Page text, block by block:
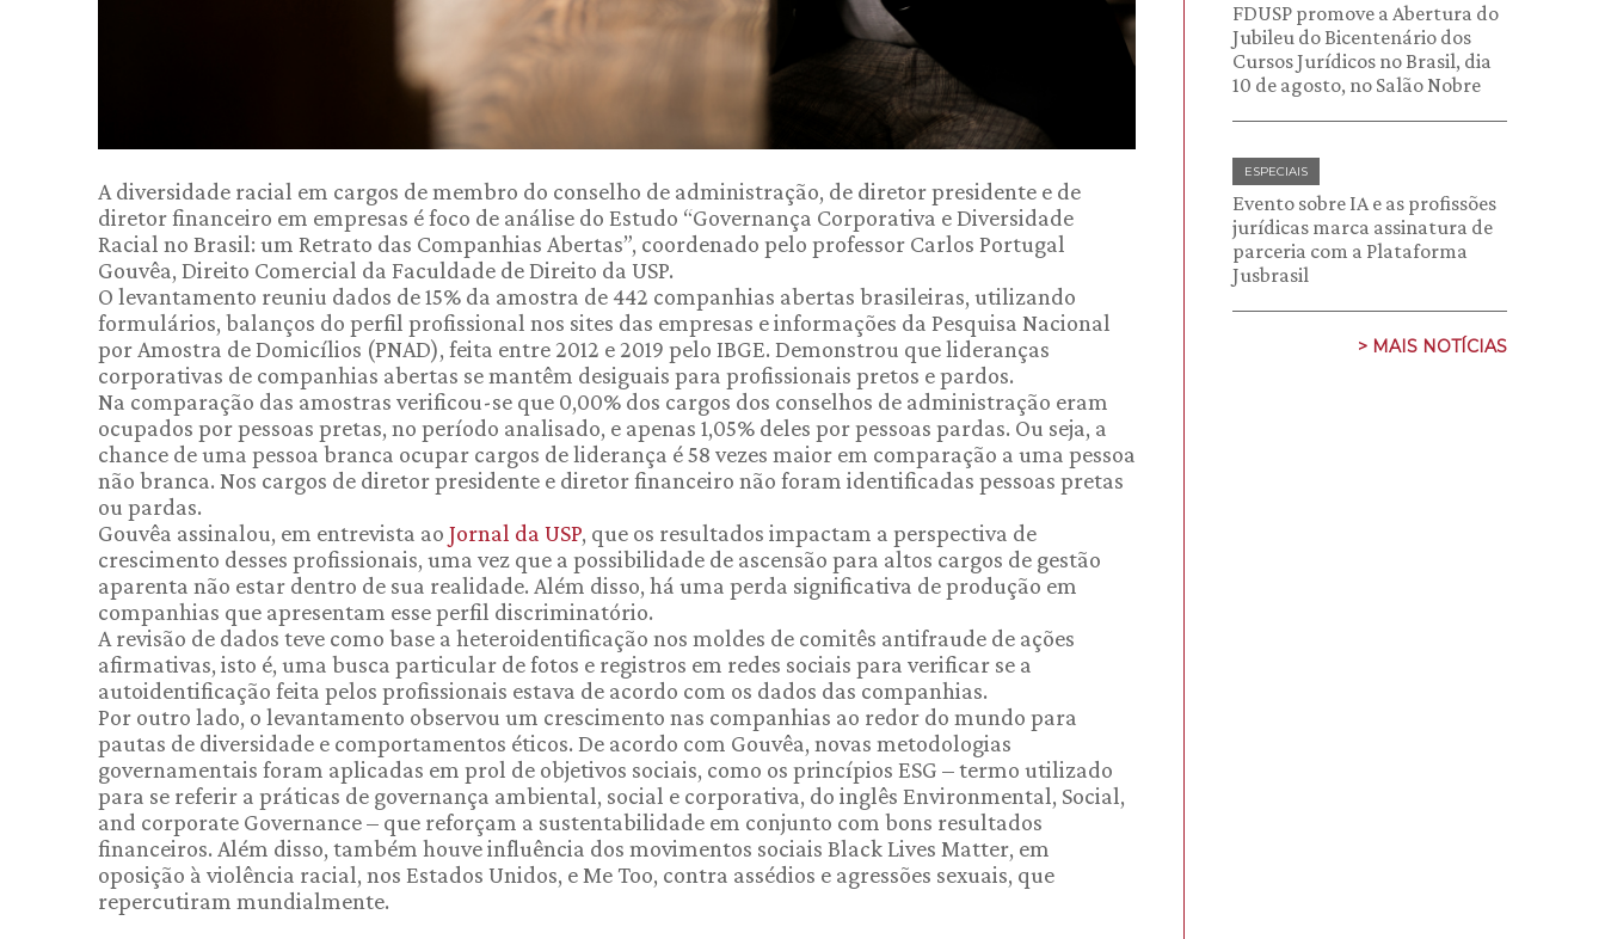
A diversidade racial em cargos de membro do conselho de administração, de diretor presidente e de
diretor financeiro em empresas é foco de análise do Estudo “Governança Corporativa e Diversidade
Racial no Brasil: um Retrato das Companhias Abertas”, coordenado pelo professor Carlos Portugal
Gouvêa, Direito Comercial da Faculdade de Direito da USP.
O levantamento reuniu dados de 15% da amostra de 442 companhias abertas brasileiras, utilizando
formulários, balanços do perfil profissional nos sites das empresas e informações da Pesquisa Nacional
por Amostra de Domicílios (PNAD), feita entre 2012 e 2019 pelo IBGE. Demonstrou que lideranças
corporativas de companhias abertas se mantêm desiguais para profissionais pretos e pardos.
Na comparação das amostras verificou-se que 0,00% dos cargos dos conselhos de administração eram
ocupados por pessoas pretas, no período analisado, e apenas 1,05% deles por pessoas pardas. Ou seja, a
chance de uma pessoa branca ocupar cargos de liderança é 58 vezes maior em comparação a uma pessoa
não branca. Nos cargos de diretor presidente e diretor financeiro não foram identificadas pessoas pretas
ou pardas.
Gouvêa assinalou, em entrevista ao Jornal da USP, que os resultados impactam a perspectiva de
crescimento desses profissionais, uma vez que a possibilidade de ascensão para altos cargos de gestão
aparenta não estar dentro de sua realidade. Além disso, há uma perda significativa de produção em
companhias que apresentam esse perfil discriminatório.
A revisão de dados teve como base a heteroidentificação nos moldes de comitês antifraude de ações
afirmativas, isto é, uma busca particular de fotos e registros em redes sociais para verificar se a
autoidentificação feita pelos profissionais estava de acordo com os dados das companhias.
Por outro lado, o levantamento observou um crescimento nas companhias ao redor do mundo para
pautas de diversidade e comportamentos éticos. De acordo com Gouvêa, novas metodologias
governamentais foram aplicadas em prol de objetivos sociais, como os princípios ESG – termo utilizado
para se referir a práticas de governança ambiental, social e corporativa, do inglês Environmental, Social,
and corporate Governance – que reforçam a sustentabilidade em conjunto com bons resultados
financeiros. Além disso, também houve influência dos movimentos sociais Black Lives Matter, em
oposição à violência racial, nos Estados Unidos, e Me Too, contra assédios e agressões sexuais, que
repercutiram mundialmente.
FDUSP promove a Abertura do
Jubileu do Bicentenário dos
Cursos Jurídicos no Brasil, dia
10 de agosto, no Salão Nobre
ESPECIAIS
Evento sobre IA e as profissões
jurídicas marca assinatura de
parceria com a Plataforma
Jusbrasil
> MAIS NOTÍCIAS